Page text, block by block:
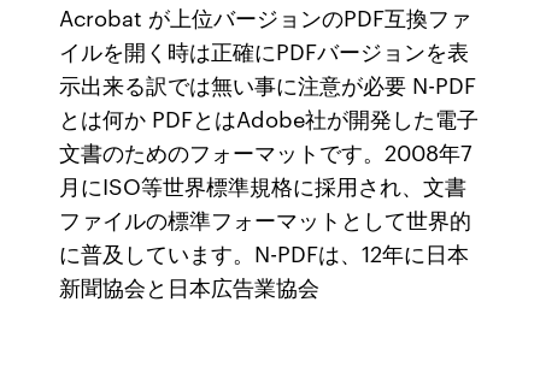
Acrobat が上位バージョンのPDF互換ファ
イルを開く時は正確にPDFバージョンを表
示出来る訳では無い事に注意が必要 N-PDF
とは何か PDFとはAdobe社が開発した電子
文書のためのフォーマットです。2008年7
月にISO等世界標準規格に採用され、文書
ファイルの標準フォーマットとして世界的
に普及しています。N-PDFは、12年に日本
新聞協会と日本広告業協会